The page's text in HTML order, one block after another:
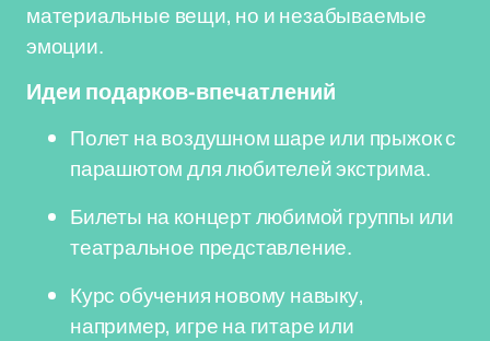
материальные вещи, но и незабываемые
эмоции.
Идеи подарков-впечатлений
Полет на воздушном шаре или прыжок с
парашютом для любителей экстрима.
Билеты на концерт любимой группы или
театральное представление.
Курс обучения новому навыку,
например, игре на гитаре или